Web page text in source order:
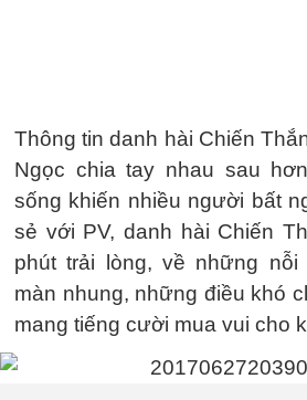
Thông tin danh hài Chiến
Ngọc chia tay nhau sau
sống khiến nhiều người bất
sẻ với PV, danh hài Chiến
phút trải lòng, về những
màn nhung, những điều khó
mang tiếng cười mua vui cho